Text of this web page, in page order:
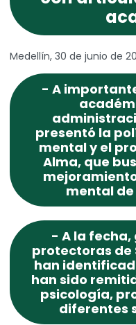
Medellín, 30 de junio de
- A
presentó la
mental y el
Alma, que
mental
- A la fecha,
protectoras de
han
han sido
psicología,
diferentes